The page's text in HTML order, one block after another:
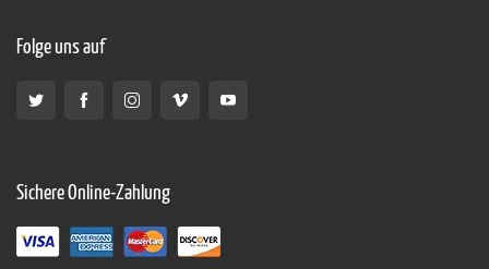
Folge uns auf
Sichere Online-Zahlung